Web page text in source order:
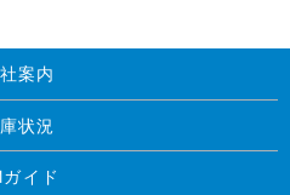
案内
状況
イド